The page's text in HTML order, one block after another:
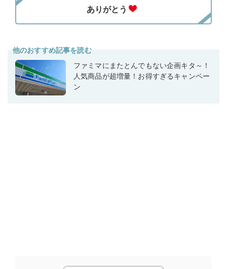
他のおすすめ記事を読む
ファミマにまたとんでもない企画キタ～！
人気商品が超増量！お得すぎるキャンペー
ン